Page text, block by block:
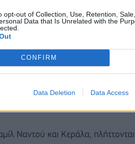
opt-out of Collection, Use, Retention,
Data that Is Unrelated with the
CONFIRM
Data Deletion Data Access
Ναντού και Κεράλα,